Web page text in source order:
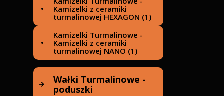
Maty Turmalinowe -
Kolekcja GERMANIUM
TOURMALINE (2)
Maty Turmalinowe -
Kolekcja Ceramic MAIFAN (1)
Maty Turmalinowe NOBLE
TURMALINOWA (1)
ceramika turmalinu (3)
Kamizelki z ceramiki
turmalinowej HEXAGON (1)
Kamizelki Turmalinowe -
Kamizelki z ceramiki
turmalinowej NANO (1)
Wałki Turmalinowe -
poduszki